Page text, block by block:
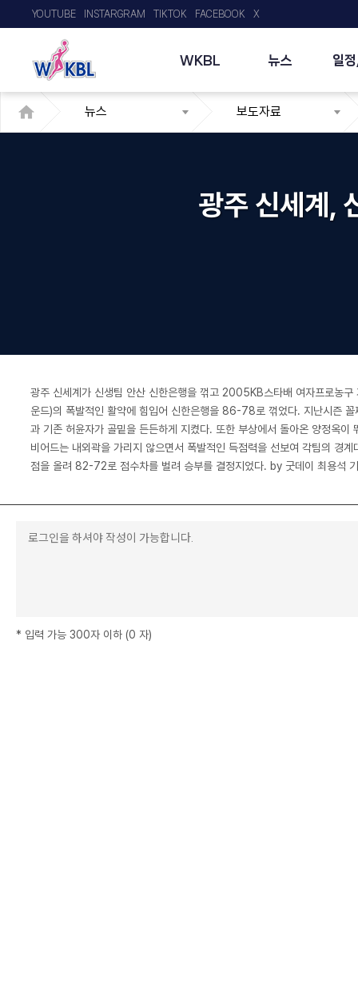
WKBL 뉴스 일
YOUTUBE INSTARGRAM TIKTOK FACEBOOK X
뉴스 보도자료
광주 신세계,
광주 신세계가 신생팀 안산 신한은행을 꺾고 2005KB스타배 여자프로농
운드)의 폭발적인 활약에 힘입어 신한은행을 86-78로 꺾었다. 지난시즌
과 기존 허윤자가 골밑을 든든하게 지켰다. 또한 부상에서 돌아온 양정옥
비어드는 내외곽을 가리지 않으면서 폭발적인 득점력을 선보여 각팀의
점을 올려 82-72로 점수차를 벌려 승부를 결정지었다. by 굿데이 최용석
* 입력 가능 300자 이하 (0 자)